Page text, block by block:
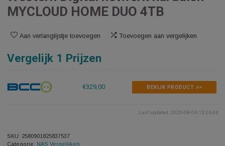
Western Digital netwerk
MYCLOUD HOME DUO 4TB
Vergelijk 1 Prijzen